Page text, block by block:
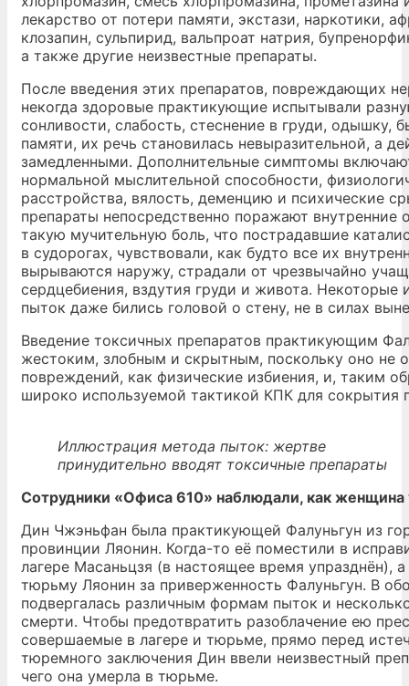
лекарство от потери памяти, экстази, наркотики,
клозапин, сульпирид, вальпроат натрия,
а также другие неизвестные препараты.
После введения этих препаратов, повреждающих
некогда здоровые практикующие испытывали
сонливости, слабость, стеснение в груди, одышку,
памяти, их речь становилась невыразительной, а
замедленными. Дополнительные симптомы
нормальной мыслительной способности,
расстройства, вялость, деменцию и психические
препараты непосредственно поражают внутренние
такую мучительную боль, что пострадавшие
в судорогах, чувствовали, как будто все их
вырываются наружу, страдали от чрезвычайно
сердцебиения, вздутия груди и живота. Некоторые
пыток даже бились головой о стену, не в силах
Введение токсичных препаратов практикующим
жестоким, злобным и скрытным, поскольку оно не
повреждений, как физические избиения, и, таким
широко используемой тактикой КПК для сокрытия
Иллюстрация метода пыток: жертве
принудительно вводят токсичные препараты
Сотрудники «Офиса 610» наблюдали, как женщина
Дин Чжэньфан была практикующей Фалуньгун из
провинции Ляонин. Когда-то её поместили в
лагере Масаньцзя (в настоящее время упразднён),
тюрьму Ляонин за приверженность Фалуньгун. В
подвергалась различным формам пыток и
смерти. Чтобы предотвратить разоблачение ею
совершаемые в лагере и тюрьме, прямо перед
тюремного заключения Дин ввели неизвестный
чего она умерла в тюрьме.